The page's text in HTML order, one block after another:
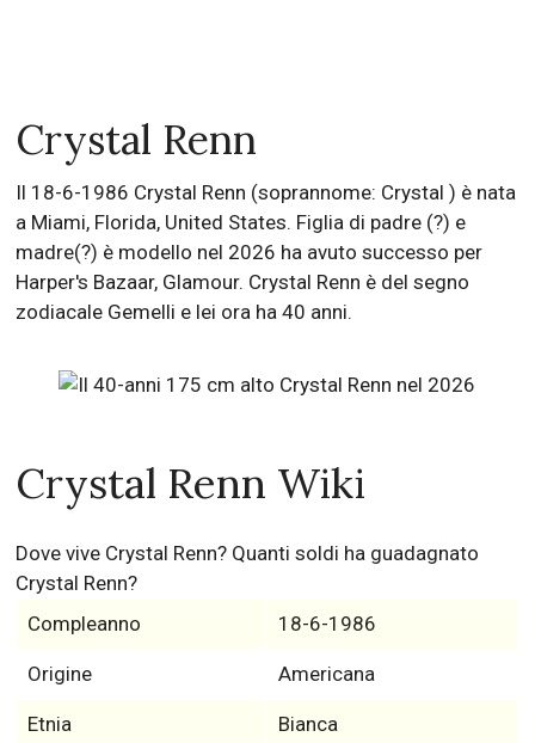
Crystal Renn
Il 18-6-1986 Crystal Renn (soprannome: Crystal ) è nata
a Miami, Florida, United States. Figlia di padre (?) e
madre(?) è modello nel 2026 ha avuto successo per
Harper's Bazaar, Glamour. Crystal Renn è del segno
zodiacale Gemelli e lei ora ha 40 anni.
Crystal Renn Wiki
Dove vive Crystal Renn? Quanti soldi ha guadagnato
Crystal Renn?
Compleanno
18-6-1986
Origine Americana
Etnia Bianca